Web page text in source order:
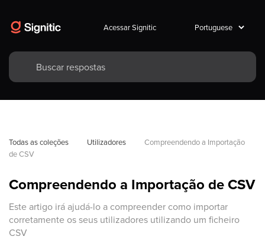
Acessar Signitic
Todas as coleções Utilizadores
Compreendendo a Importação
de CSV
Compreendendo a Importação de CSV
Este artigo irá ajudá-lo a compreender como importar
corretamente os seus utilizadores utilizando um ficheiro
CSV